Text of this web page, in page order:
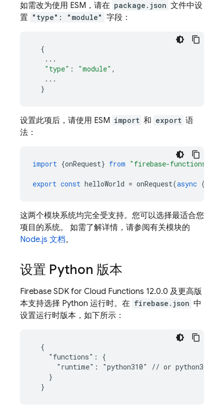
如需改为使用 ESM，请在 package.json 文件中设
置 "type": "module" 字段：
{
...
"type" : "module" ,
...
}
设置此项后，请使用 ESM import 和 export 语
法：
import {onRequest} from "firebase-functions/
export const helloWorld = onRequest(async (
这两个模块系统均完全受支持。您可以选择最适合您
项目的系统。 如需了解详情，请参阅有关模块的
Node.js 文档。
设置 Python 版本
Firebase SDK for Cloud Functions 12.0.0 及更高版
本支持选择 Python 运行时。在 firebase.json 中
设置运行时版本，如下所示：
  {
    "functions": {
      "runtime": "python310" // or python311
    }